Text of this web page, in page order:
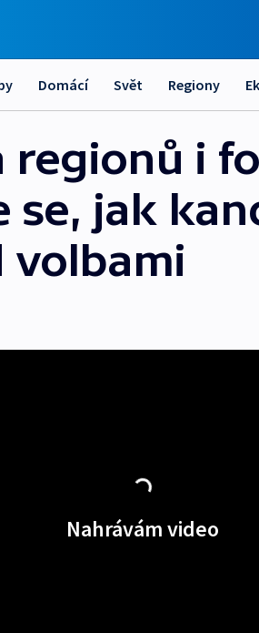
Domácí Svět Regiony
regionů i
se, jak
volbami
Nahrávám video